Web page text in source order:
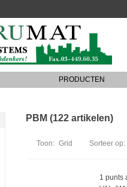
PRODUCTEN
PBM (122 artikelen)
Toon: Grid Sorteer op:
1 punts